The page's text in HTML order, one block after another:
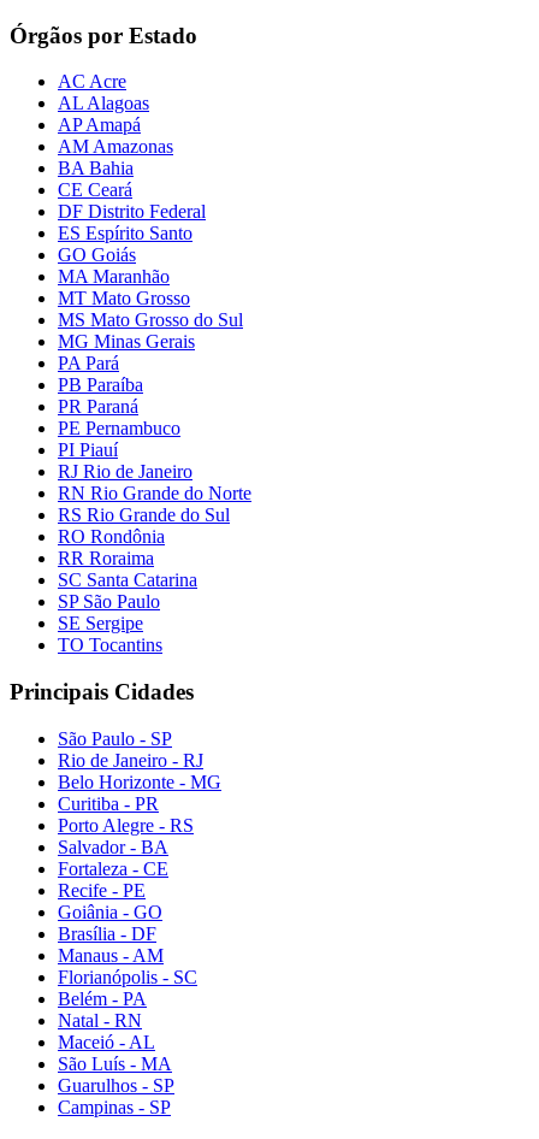
Órgãos por Estado
AC Acre
AL Alagoas
AP Amapá
AM Amazonas
BA Bahia
CE Ceará
DF Distrito Federal
ES Espírito Santo
GO Goiás
MA Maranhão
MT Mato Grosso
MS Mato Grosso do Sul
MG Minas Gerais
PA Pará
PB Paraíba
PR Paraná
PE Pernambuco
PI Piauí
RJ Rio de Janeiro
RN Rio Grande do Norte
RS Rio Grande do Sul
RO Rondônia
RR Roraima
SC Santa Catarina
SP São Paulo
SE Sergipe
TO Tocantins
Principais Cidades
São Paulo - SP
Rio de Janeiro - RJ
Belo Horizonte - MG
Curitiba - PR
Porto Alegre - RS
Salvador - BA
Fortaleza - CE
Recife - PE
Goiânia - GO
Brasília - DF
Manaus - AM
Florianópolis - SC
Belém - PA
Natal - RN
Maceió - AL
São Luís - MA
Guarulhos - SP
Campinas - SP